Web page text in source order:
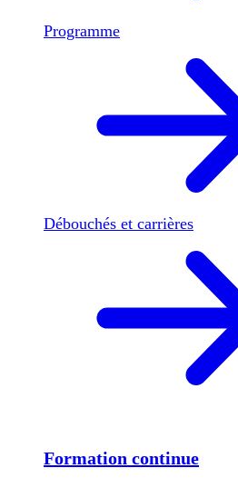
Programme
Débouchés et carrières
Formation continue